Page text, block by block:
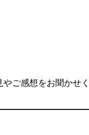
ご感想をお聞かせ